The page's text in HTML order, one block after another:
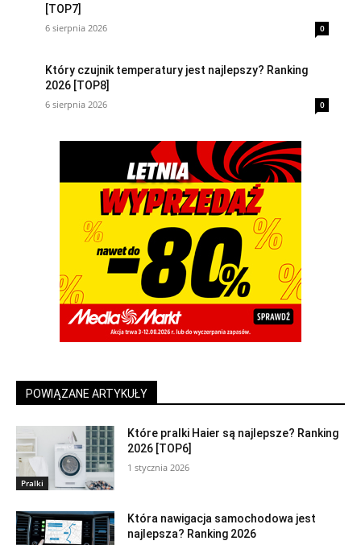
[TOP7]
6 sierpnia 2026 0
Który czujnik temperatury jest najlepszy? Ranking
2026 [TOP8]
6 sierpnia 2026 0
POWIĄZANE ARTYKUŁY
Pralki
Które pralki Haier są najlepsze? Ranking
2026 [TOP6]
1 stycznia 2026
Która nawigacja samochodowa jest
najlepsza? Ranking 2026